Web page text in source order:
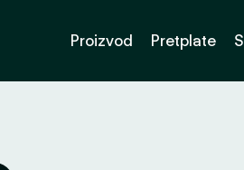
Proizvod Pretplate